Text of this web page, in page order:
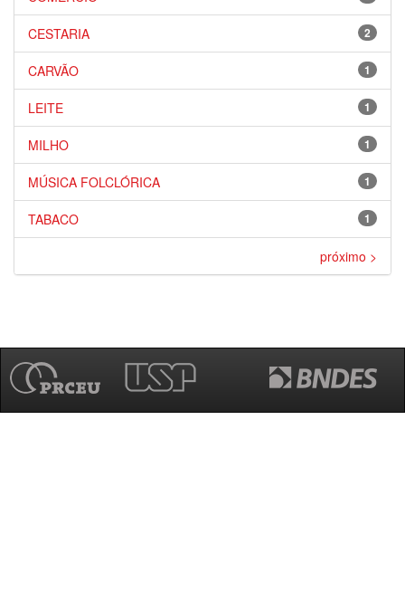
2
CESTARIA
1
CARVÃO
1
LEITE
1
MILHO
1
MÚSICA FOLCLÓRICA
1
TABACO
próximo >